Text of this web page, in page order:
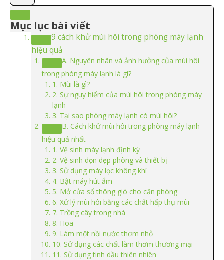
Mục lục bài viết
9 cách khử mùi hôi trong phòng máy lạnh
hiệu quả
A. Nguyên nhân và ảnh hưởng của mùi hôi
trong phòng máy lạnh là gì?
1. Mùi là gì?
2. Sự nguy hiểm của mùi hôi trong phòng máy
lạnh
3. Tại sao phòng máy lạnh có mùi hôi?
B. Cách khử mùi hôi trong phòng máy lạnh
hiệu quả nhất
1. Vệ sinh máy lạnh định kỳ
2. Vệ sinh dọn dẹp phòng và thiết bị
3. Sử dụng máy lọc không khí
4. Bật máy hút ẩm
5. Mở cửa sổ thông gió cho căn phòng
6. Xử lý mùi hôi bằng các chất hấp thụ mùi
7. Trồng cây trong nhà
8. Hoa
9. Làm một nồi nước thơm nhỏ
10. Sử dụng các chất làm thơm thương mại
11. Sử dụng tinh dầu thiên nhiên